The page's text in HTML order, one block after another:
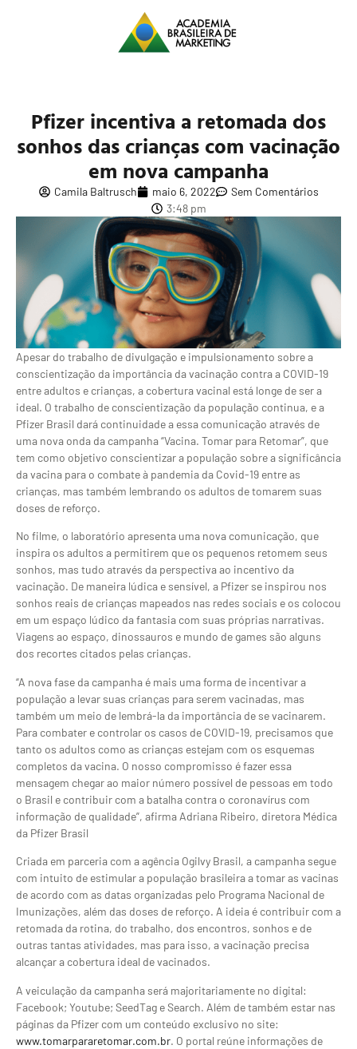
Pfizer incentiva a retomada dos
sonhos das crianças com vacinação
em nova campanha
Camila Baltrusch maio 6, 2022
Sem Comentários
3:48 pm
Apesar do trabalho de divulgação e impulsionamento sobre a
conscientização da importância da vacinação contra a COVID-19
entre adultos e crianças, a cobertura vacinal está longe de ser a
ideal. O trabalho de conscientização da população continua, e a
Pfizer Brasil dará continuidade a essa comunicação através de
uma nova onda da campanha “Vacina. Tomar para Retomar”, que
tem como objetivo conscientizar a população sobre a significância
da vacina para o combate à pandemia da Covid-19 entre as
crianças, mas também lembrando os adultos de tomarem suas
doses de reforço.
No filme, o laboratório apresenta uma nova comunicação, que
inspira os adultos a permitirem que os pequenos retomem seus
sonhos, mas tudo através da perspectiva ao incentivo da
vacinação. De maneira lúdica e sensível, a Pfizer se inspirou nos
sonhos reais de crianças mapeados nas redes sociais e os colocou
em um espaço lúdico da fantasia com suas próprias narrativas.
Viagens ao espaço, dinossauros e mundo de games são alguns
dos recortes citados pelas crianças.
“A nova fase da campanha é mais uma forma de incentivar a
população a levar suas crianças para serem vacinadas, mas
também um meio de lembrá-la da importância de se vacinarem.
Para combater e controlar os casos de COVID-19, precisamos que
tanto os adultos como as crianças estejam com os esquemas
completos da vacina. O nosso compromisso é fazer essa
mensagem chegar ao maior número possível de pessoas em todo
o Brasil e contribuir com a batalha contra o coronavírus com
informação de qualidade”, afirma Adriana Ribeiro, diretora Médica
da Pfizer Brasil
​​Criada em parceria com a agência Ogilvy Brasil, a campanha segue
com intuito de estimular a população brasileira a tomar as vacinas
de acordo com as datas organizadas pelo Programa Nacional de
Imunizações, além das doses de reforço. A ideia é contribuir com a
retomada da rotina, do trabalho, dos encontros, sonhos e de
outras tantas atividades, mas para isso, a vacinação precisa
alcançar a cobertura ideal de vacinados.
A veiculação da campanha será majoritariamente no digital:
Facebook; Youtube; SeedTag e Search. Além de também estar nas
páginas da Pfizer com um conteúdo exclusivo no site:
www.tomarpararetomar.com.br. O portal reúne informações de